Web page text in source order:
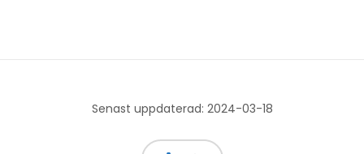
Senast uppdaterad: 2024-03-18